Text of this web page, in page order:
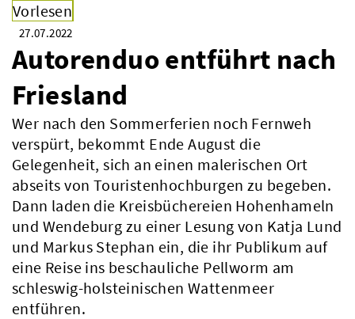
Vorlesen
27.07.2022
Autorenduo entführt nach
Friesland
Wer nach den Sommerferien noch Fernweh
verspürt, bekommt Ende August die
Gelegenheit, sich an einen malerischen Ort
abseits von Touristenhochburgen zu begeben.
Dann laden die Kreisbüchereien Hohenhameln
und Wendeburg zu einer Lesung von Katja Lund
und Markus Stephan ein, die ihr Publikum auf
eine Reise ins beschauliche Pellworm am
schleswig-holsteinischen Wattenmeer
entführen.